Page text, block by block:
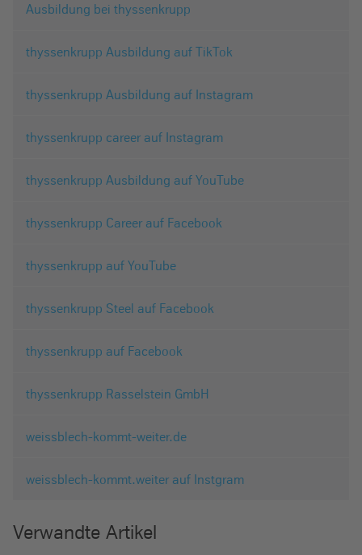
Ausbildung bei thyssenkrupp
thyssenkrupp Ausbildung auf TikTok
thyssenkrupp Ausbildung auf Instagram
thyssenkrupp career auf Instagram
thyssenkrupp Ausbildung auf YouTube
thyssenkrupp Career auf Facebook
thyssenkrupp auf YouTube
thyssenkrupp Steel auf Facebook
thyssenkrupp auf Facebook
thyssenkrupp Rasselstein GmbH
weissblech-kommt-weiter.de
weissblech-kommt.weiter auf Instgram
Verwandte Artikel